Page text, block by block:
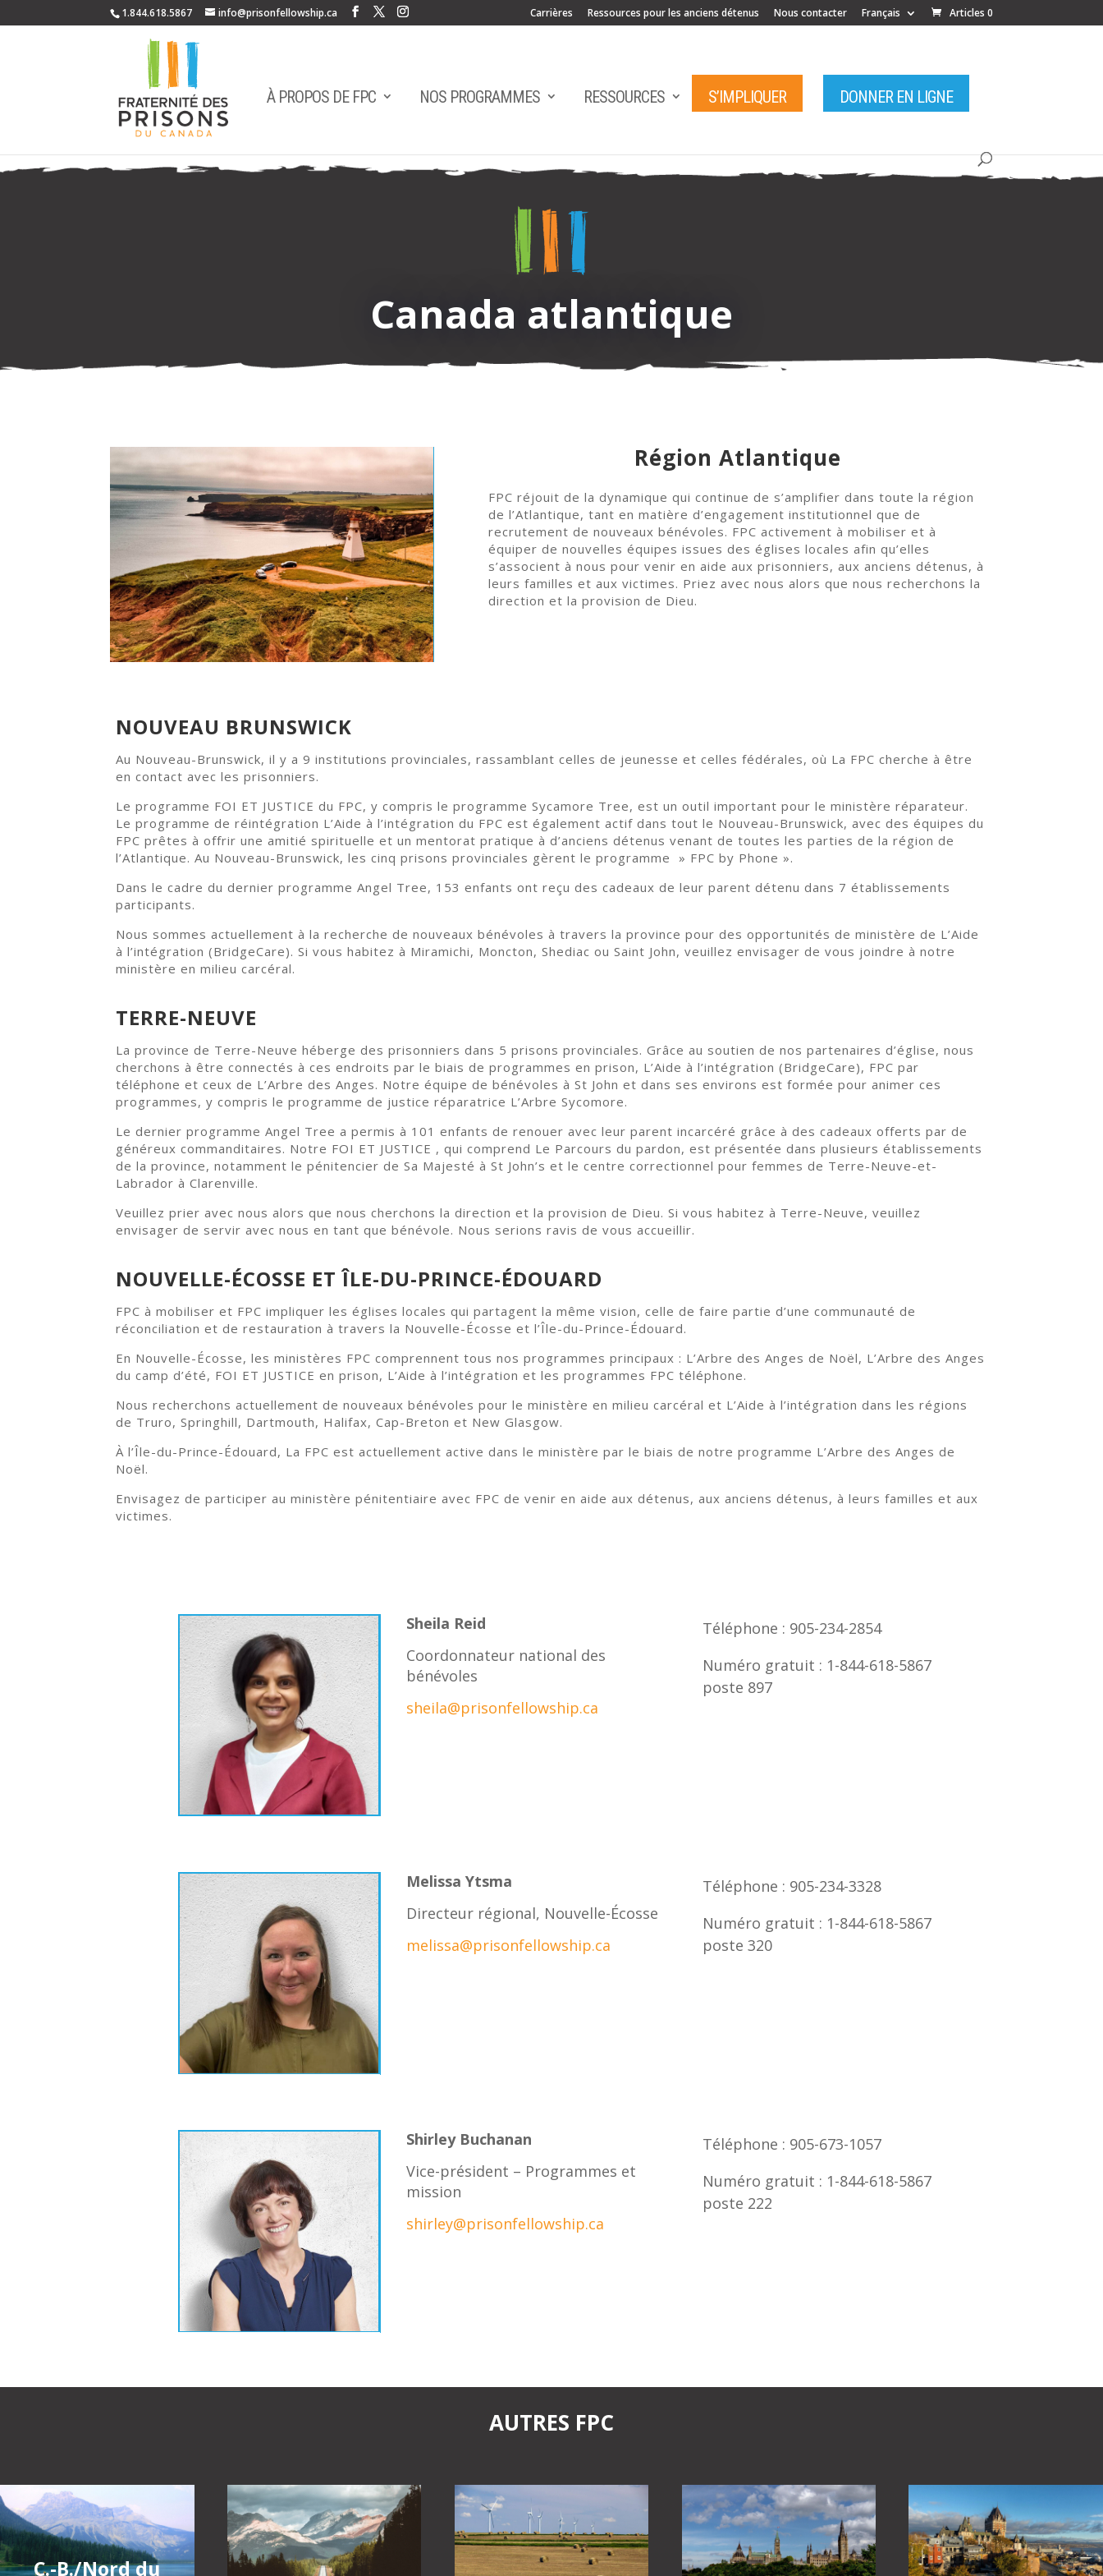
1.844.618.5867 info@prisonfellowship.ca Carrières Ressources pour les anciens détenus Nous contacter Français Articles 0
À PROPOS DE FPC NOS PROGRAMMES RESSOURCES S’IMPLIQUER DONNER EN LIGNE
Canada atlantique
Région Atlantique
FPC réjouit de la dynamique qui continue de s’amplifier dans toute la région
de l’Atlantique, tant en matière d’engagement institutionnel que de
recrutement de nouveaux bénévoles. FPC activement à mobiliser et à
équiper de nouvelles équipes issues des églises locales afin qu’elles
s’associent à nous pour venir en aide aux prisonniers, aux anciens détenus, à
leurs familles et aux victimes. Priez avec nous alors que nous recherchons la
direction et la provision de Dieu.
NOUVEAU BRUNSWICK
Au Nouveau-Brunswick, il y a 9 institutions provinciales, rassamblant celles de jeunesse et celles fédérales, où La FPC cherche à être
en contact avec les prisonniers.
Le programme FOI ET JUSTICE du FPC, y compris le programme Sycamore Tree, est un outil important pour le ministère réparateur.
Le programme de réintégration L’Aide à l’intégration du FPC est également actif dans tout le Nouveau-Brunswick, avec des équipes du
FPC prêtes à offrir une amitié spirituelle et un mentorat pratique à d’anciens détenus venant de toutes les parties de la région de
l’Atlantique. Au Nouveau-Brunswick, les cinq prisons provinciales gèrent le programme » FPC by Phone ».
Dans le cadre du dernier programme Angel Tree, 153 enfants ont reçu des cadeaux de leur parent détenu dans 7 établissements
participants.
Nous sommes actuellement à la recherche de nouveaux bénévoles à travers la province pour des opportunités de ministère de L’Aide
à l’intégration (BridgeCare). Si vous habitez à Miramichi, Moncton, Shediac ou Saint John, veuillez envisager de vous joindre à notre
ministère en milieu carcéral.
TERRE-NEUVE
La province de Terre-Neuve héberge des prisonniers dans 5 prisons provinciales. Grâce au soutien de nos partenaires d’église, nous
cherchons à être connectés à ces endroits par le biais de programmes en prison, L’Aide à l’intégration (BridgeCare), FPC par
téléphone et ceux de L’Arbre des Anges. Notre équipe de bénévoles à St John et dans ses environs est formée pour animer ces
programmes, y compris le programme de justice réparatrice L’Arbre Sycomore.
Le dernier programme Angel Tree a permis à 101 enfants de renouer avec leur parent incarcéré grâce à des cadeaux offerts par de
généreux commanditaires. Notre FOI ET JUSTICE , qui comprend Le Parcours du pardon, est présentée dans plusieurs établissements
de la province, notamment le pénitencier de Sa Majesté à St John’s et le centre correctionnel pour femmes de Terre-Neuve-et-
Labrador à Clarenville.
Veuillez prier avec nous alors que nous cherchons la direction et la provision de Dieu. Si vous habitez à Terre-Neuve, veuillez
envisager de servir avec nous en tant que bénévole. Nous serions ravis de vous accueillir.
NOUVELLE-ÉCOSSE ET ÎLE-DU-PRINCE-ÉDOUARD
FPC à mobiliser et FPC impliquer les églises locales qui partagent la même vision, celle de faire partie d’une communauté de
réconciliation et de restauration à travers la Nouvelle-Écosse et l’Île-du-Prince-Édouard.
En Nouvelle-Écosse, les ministères FPC comprennent tous nos programmes principaux : L’Arbre des Anges de Noël, L’Arbre des Anges
du camp d’été, FOI ET JUSTICE en prison, L’Aide à l’intégration et les programmes FPC téléphone.
Nous recherchons actuellement de nouveaux bénévoles pour le ministère en milieu carcéral et L’Aide à l’intégration dans les régions
de Truro, Springhill, Dartmouth, Halifax, Cap-Breton et New Glasgow.
À l’Île-du-Prince-Édouard, La FPC est actuellement active dans le ministère par le biais de notre programme L’Arbre des Anges de
Noël.
Envisagez de participer au ministère pénitentiaire avec FPC de venir en aide aux détenus, aux anciens détenus, à leurs familles et aux
victimes.
Sheila Reid
Coordonnateur national des
bénévoles
sheila@prisonfellowship.ca
Téléphone : 905-234-2854
Numéro gratuit : 1-844-618-5867
poste 897
Melissa Ytsma
Directeur régional, Nouvelle-Écosse
melissa@prisonfellowship.ca
Téléphone : 905-234-3328
Numéro gratuit : 1-844-618-5867
poste 320
Shirley Buchanan
Vice-président – Programmes et
mission
shirley@prisonfellowship.ca
Téléphone : 905-673-1057
Numéro gratuit : 1-844-618-5867
poste 222
AUTRES FPC
C.-B./Nord du